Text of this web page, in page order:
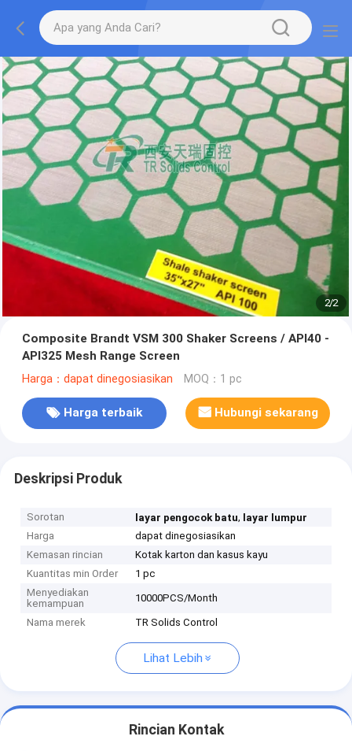
2/2
Composite Brandt VSM 300 Shaker Screens / API40 -
API325 Mesh Range Screen
Harga：dapat dinegosiasikan MOQ：1 pc
Harga terbaik Hubungi sekarang
Deskripsi Produk
Sorotan layar pengocok batu, layar lumpur
Harga
dapat dinegosiasikan
Kemasan rincian
Kotak karton dan kasus kayu
Kuantitas min Order
1 pc
Menyediakan
kemampuan
10000PCS/Month
Nama merek TR Solids Control
Lihat Lebih
Rincian Kontak